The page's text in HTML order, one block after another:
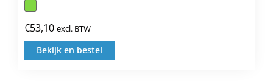
€53,10 excl. BTW
Bekijk en bestel
Dit